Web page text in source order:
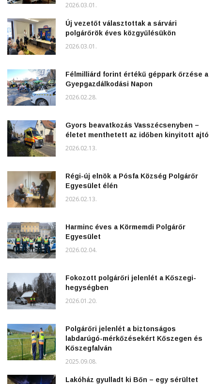
2026.03.01.
Új vezetőt választottak a sárvári
polgárőrök éves közgyűlésükön
2026.03.01.
Félmilliárd forint értékű géppark őrzése a
Gyepgazdálkodási Napon
2026.02.28.
Gyors beavatkozás Vasszécsenyben –
életet menthetett az időben kinyitott ajtó
2026.02.13.
Régi-új elnök a Pósfa Község Polgárőr
Egyesület élén
2026.02.13.
Harminc éves a Körmemdi Polgárőr
Egyesület
2026.02.04.
Fokozott polgárőri jelenlét a Kőszegi-
hegységben
2026.01.20.
Polgárőri jelenlét a biztonságos
labdarúgó-mérkőzésekért Kőszegen és
Kőszegfalván
2025.09.08.
Lakóház gyulladt ki Bőn – egy sérültet